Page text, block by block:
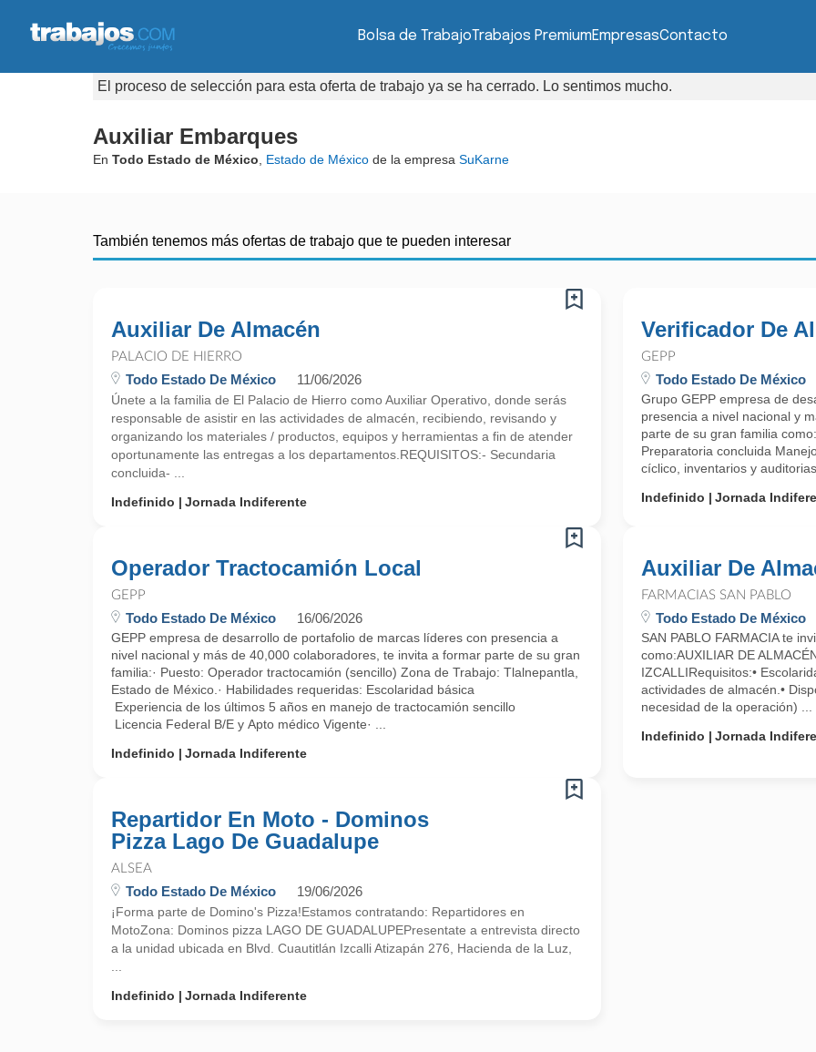
Bolsa de TrabajoTrabajos PremiumEmpresasContacto
El proceso de selección para esta oferta de trabajo ya se ha cerrado. Lo sentimos mucho.
Auxiliar Embarques
En Todo Estado de México Estado de México de la empresa SuKarne
También tenemos más ofertas de trabajo que te pueden interesar
Auxiliar De Almacén
PALACIO DE HIERRO
Todo Estado De México 11/06/2026
Únete a la familia de El Palacio de Hierro como Auxiliar Operativo, donde serás
responsable de asistir en las actividades de almacén, recibiendo, revisando y
organizando los materiales / productos, equipos y herramientas a fin de atender
oportunamente las entregas a los departamentos.REQUISITOS:- Secundaria
concluida- ...
Indefinido
Jornada Indiferente
Verificador De
GEPP
Todo Estado De México
Grupo GEPP empresa de
presencia a nivel nacional y
parte de su gran familia
Preparatoria concluida
cíclico, inventarios y
Indefinido
Jornada
Operador Tractocamión Local
GEPP
Todo Estado De México 16/06/2026
GEPP empresa de desarrollo de portafolio de marcas líderes con presencia a
nivel nacional y más de 40,000 colaboradores, te invita a formar parte de su gran
familia:· Puesto: Operador tractocamión (sencillo) Zona de Trabajo: Tlalnepantla,
Estado de México.· Habilidades requeridas: Escolaridad básica
Experiencia de los últimos 5 años en manejo de tractocamión sencillo
Licencia Federal B/E y Apto médico Vigente· ...
Indefinido
Jornada Indiferente
Auxiliar De
FARMACIAS SAN PABLO
Todo Estado De México
SAN PABLO FARMACIA te
como:AUXILIAR DE
IZCALLIRequisitos:•
actividades de almacén.•
necesidad de la operación) ...
Indefinido
Jornada
Repartidor En Moto - Dominos
Pizza Lago De Guadalupe
ALSEA
Todo Estado De México 19/06/2026
¡Forma parte de Domino's Pizza!Estamos contratando: Repartidores en
MotoZona: Dominos pizza LAGO DE GUADALUPEPresentate a entrevista directo
a la unidad ubicada en Blvd. Cuautitlán Izcalli Atizapán 276, Hacienda de la Luz,
Indefinido
Jornada Indiferente